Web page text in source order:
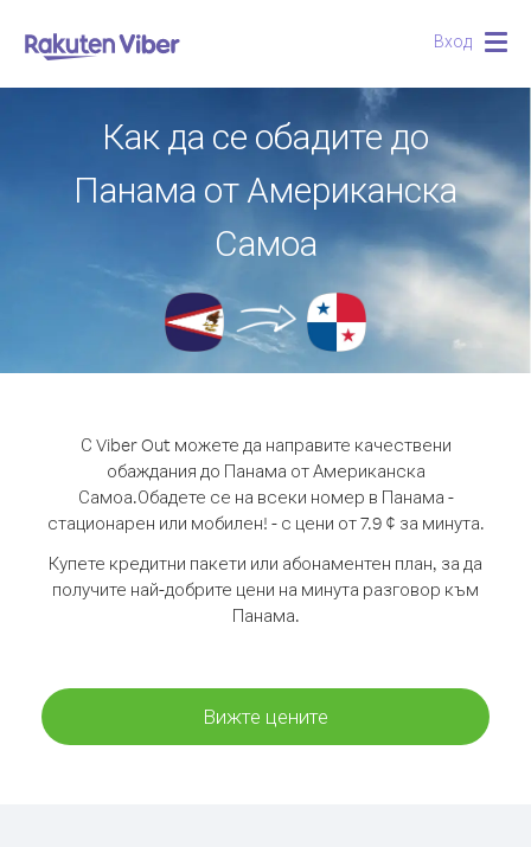
Вход
Как да се обадите до
Панама от Американска
Самоа
С Viber Out можете да направите качествени
обаждания до Панама от Американска
Самоа.Обадете се на всеки номер в Панама -
стационарен или мобилен! - с цени от 7.9 ¢ за минута.
Купете кредитни пакети или абонаментен план, за да
получите най-добрите цени на минута разговор към
Панама.
Вижте цените